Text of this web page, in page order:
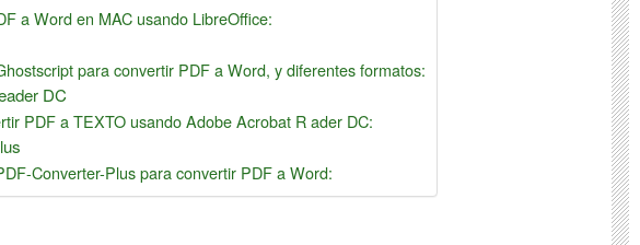
a Word en MAC usando LibreOffice:
para convertir PDF a Word, y diferentes formatos:
DC
PDF a TEXTO usando Adobe Acrobat R ader DC:
Converter-Plus para convertir PDF a Word: